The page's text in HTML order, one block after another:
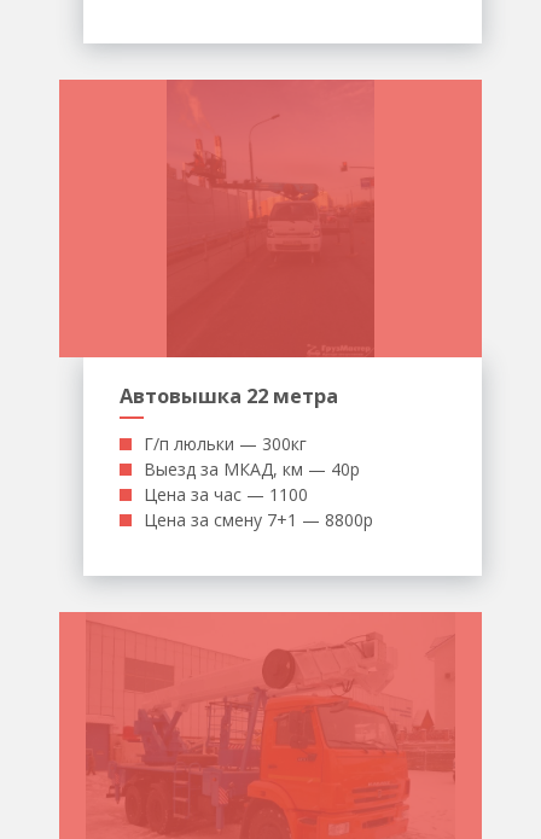
Автовышка 22 метра
Г/п люльки — 300кг
Выезд за МКАД, км — 40р
Цена за час — 1100
Цена за смену 7+1 — 8800р